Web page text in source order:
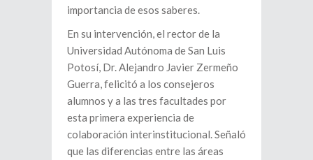
importancia de esos saberes.
En su intervención, el rector de la
Universidad Autónoma de San Luis
Potosí, Dr. Alejandro Javier Zermeño
Guerra, felicitó a los consejeros
alumnos y a las tres facultades por
esta primera experiencia de
colaboración interinstitucional. Señaló
que las diferencias entre las áreas